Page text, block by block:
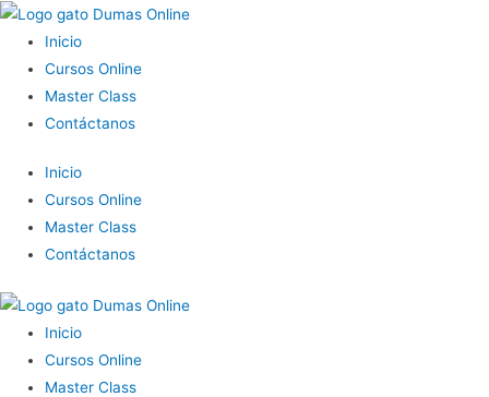
Inicio
Cursos Online
Master Class
Contáctanos
Inicio
Cursos Online
Master Class
Contáctanos
Inicio
Cursos Online
Master Class